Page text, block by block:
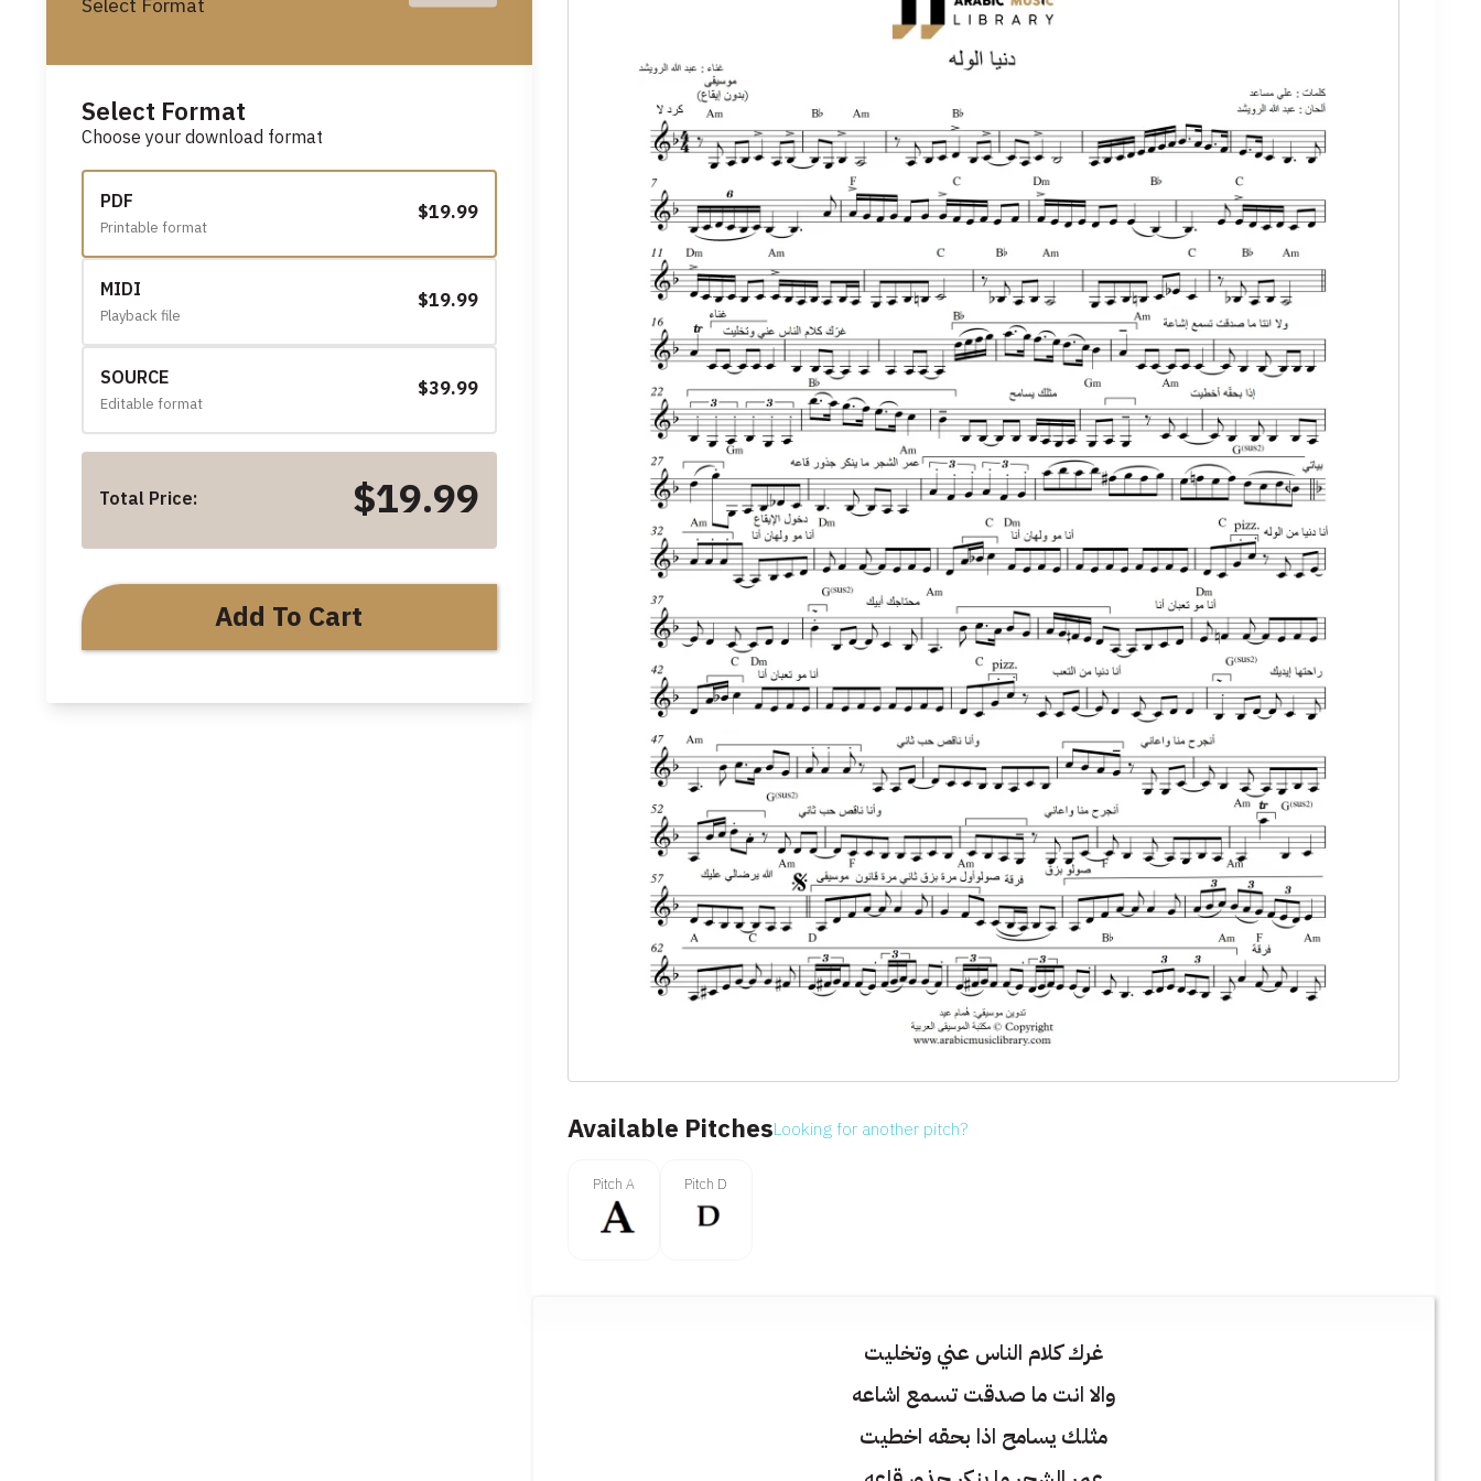
Select Format
Choose your download format
PDF
Printable format
$19.99
MIDI
Playback file
$19.99
SOURCE
Editable format
$39.99
Total Price: $19.99
Add To Cart
Available PitchesLooking for another pitch?
Pitch A Pitch D
غرك كلام الناس عني وتخليت
والا انت ما صدقت تسمع اشاعه
مثلك يسامح اذا بحقه اخطيت